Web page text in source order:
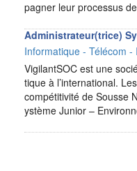
pagner leur processus
Administrateur(trice)
Informatique - Télécom -
VigilantSOC est une
tique à l’international.
compétitivité de Sousse
ystème Junior –